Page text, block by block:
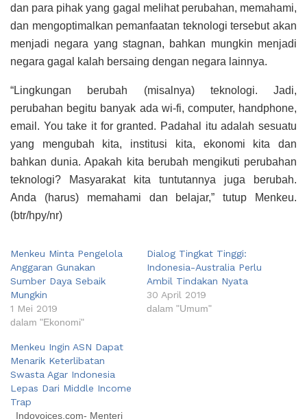
dan para pihak yang gagal melihat perubahan, memahami,
dan mengoptimalkan pemanfaatan teknologi tersebut akan
menjadi negara yang stagnan, bahkan mungkin menjadi
negara gagal kalah bersaing dengan negara lainnya.
“Lingkungan berubah (misalnya) teknologi. Jadi,
perubahan begitu banyak ada wi-fi, computer, handphone,
email. You take it for granted. Padahal itu adalah sesuatu
yang mengubah kita, institusi kita, ekonomi kita dan
bahkan dunia. Apakah kita berubah mengikuti perubahan
teknologi? Masyarakat kita tuntutannya juga berubah.
Anda (harus) memahami dan belajar,” tutup Menkeu.
(btr/hpy/nr)
Menkeu Minta Pengelola
Anggaran Gunakan
Sumber Daya Sebaik
Mungkin
1 Mei 2019
dalam "Ekonomi"
Dialog Tingkat Tinggi:
Indonesia-Australia Perlu
Ambil Tindakan Nyata
30 April 2019
dalam "Umum"
Menkeu Ingin ASN Dapat
Menarik Keterlibatan
Swasta Agar Indonesia
Lepas Dari Middle Income
Trap
Indovoices.com- Menteri